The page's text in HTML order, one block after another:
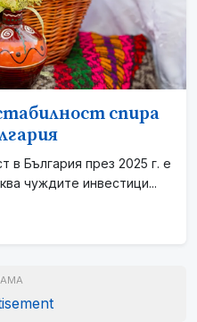
спира
в България през 2025 г. е
чуждите инвестици...